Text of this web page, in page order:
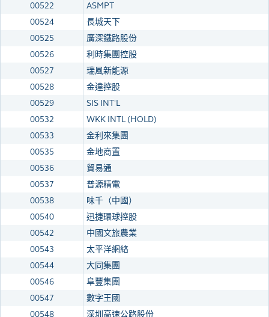
00522
ASMPT
00524
長城天下
00525
廣深鐵路股份
00526
利時集團控股
00527
瑞風新能源
00528
金達控股
00529
SIS INT'L
00532
WKK INTL (HOLD)
00533
金利來集團
00535
金地商置
00536
貿易通
00537
普源精電
00538
味千（中國）
00540
迅捷環球控股
00542
中國文旅農業
00543
太平洋網絡
00544
大同集團
00546
阜豐集團
00547
數字王國
00548
深圳高速公路股份